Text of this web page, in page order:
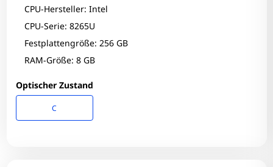
CPU-Hersteller: Intel
CPU-Serie: 8265U
Festplattengröße: 256 GB
RAM-Größe: 8 GB
Optischer Zustand
C